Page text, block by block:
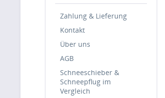
Zahlung & Lieferung
Kontakt
Über uns
AGB
Schneeschieber &
Schneepflug im
Vergleich